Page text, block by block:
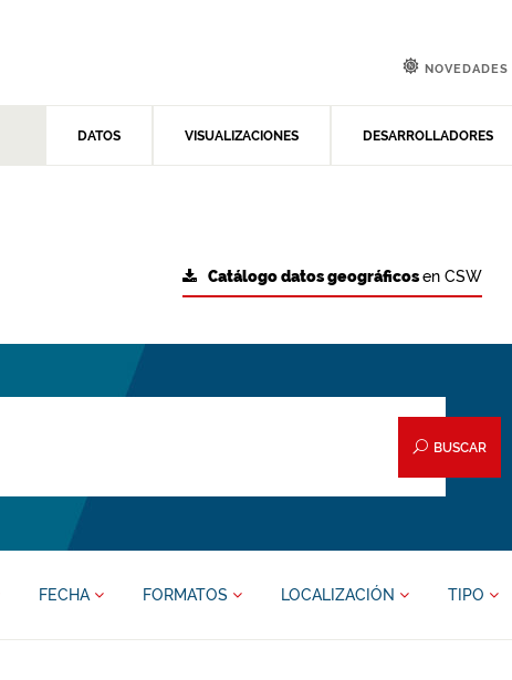
DATOS VISUALIZACIONES DESARROLLADORES
NOVEDADES
Catálogo datos geográficosen CSW
BUSCAR
FECHA FORMATOS LOCALIZACIÓN TIPO